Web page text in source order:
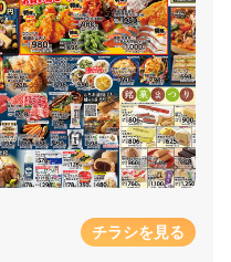
チラシを見る